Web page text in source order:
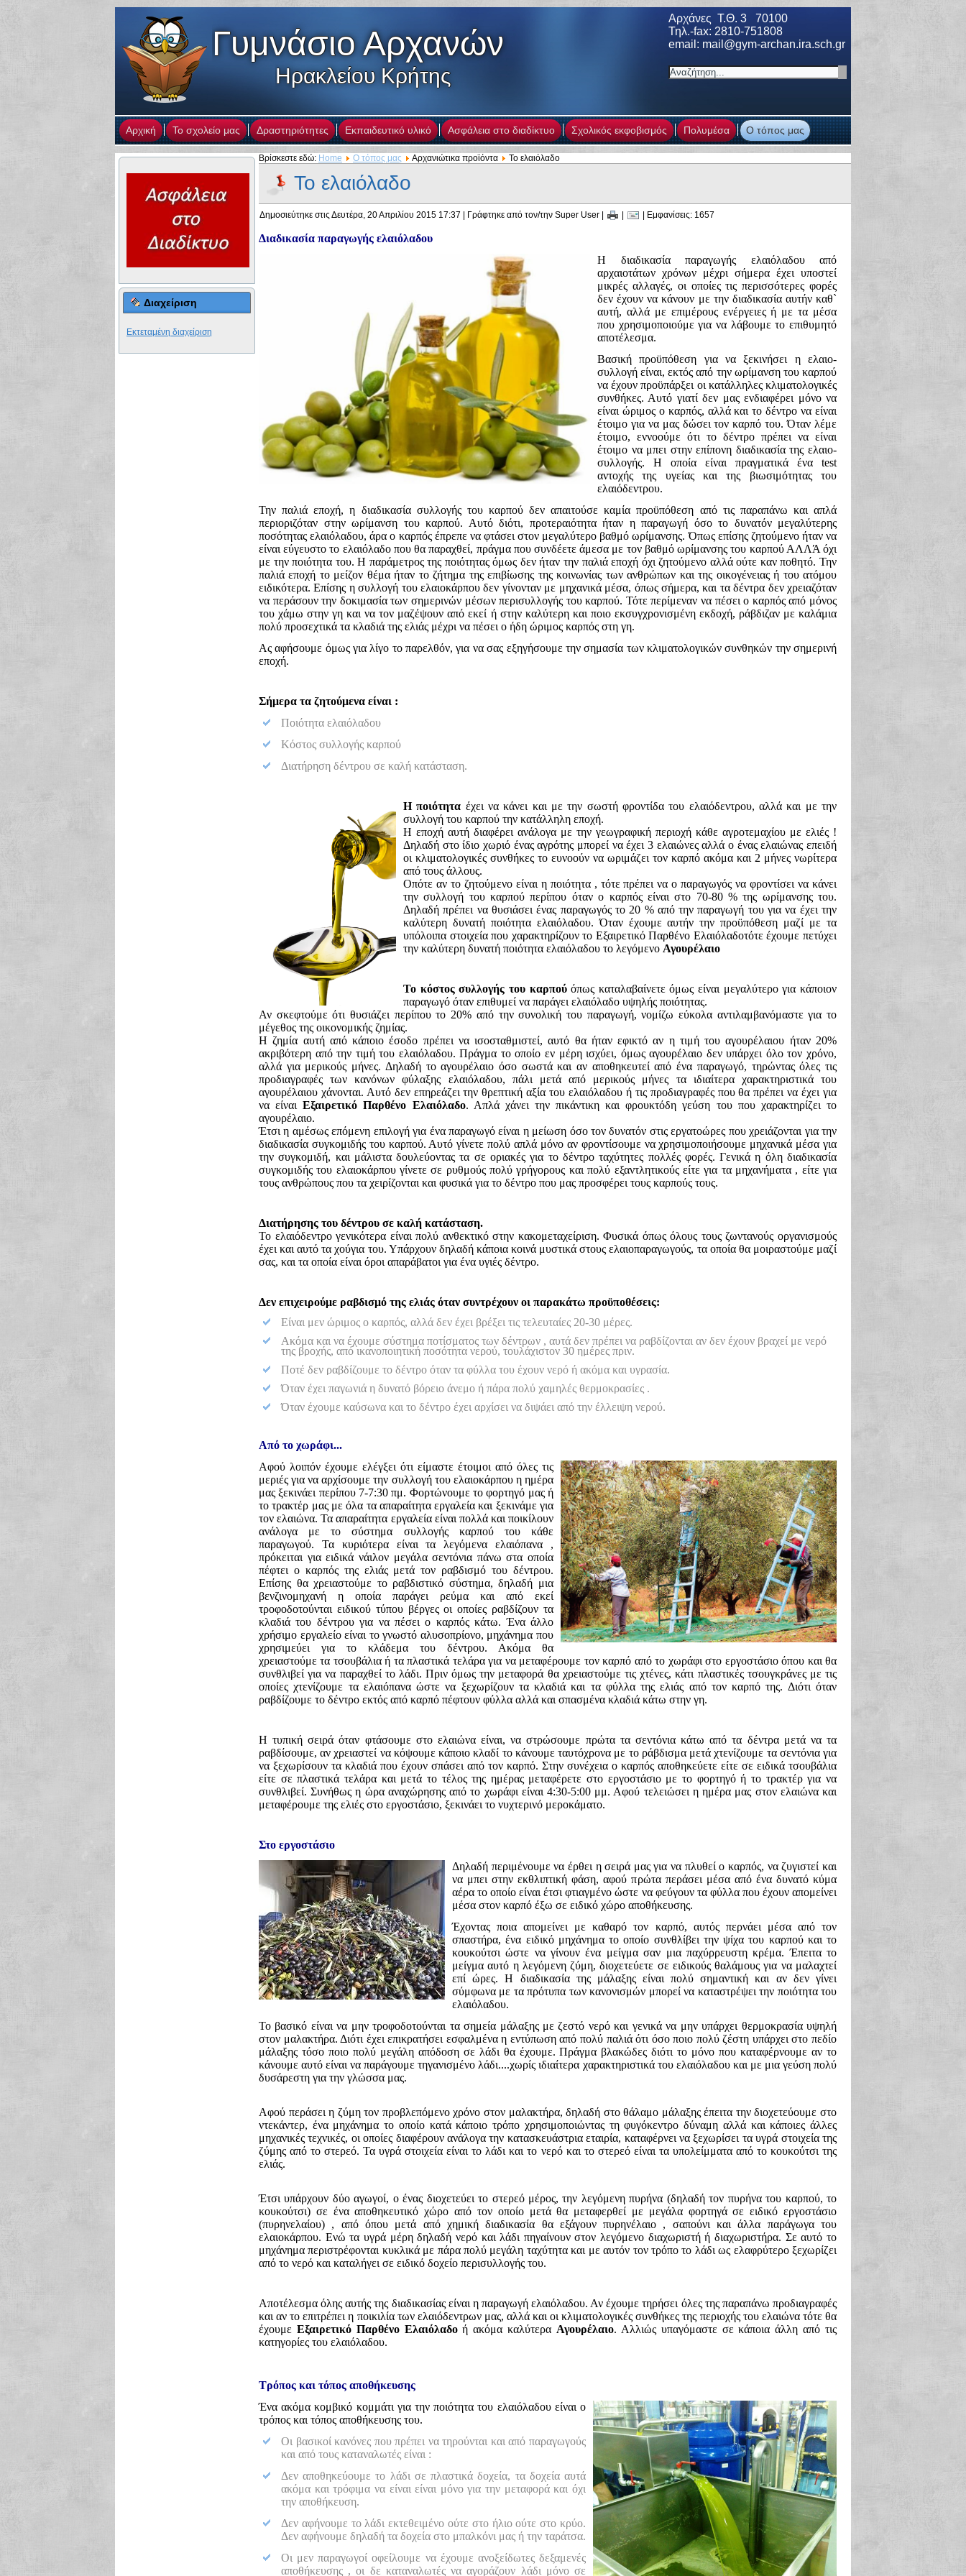
Γυμνάσιο Αρχανών
Αρχάνες Τ.Θ. 3 70100
Τηλ.-fax: 2810-751808
email: mail @gym-archan.ira.sch.gr
Ηρακλείου Κρήτης
Αρχική Το σχολείο μας Δραστηριότητες Εκπαιδευτικό υλικό Ασφάλεια στο διαδίκτυο Σχολικός εκφοβισμός Πολυμέσα Ο τόπος μας
Διαχείριση
Εκτεταμένη διαχείριση
Βρίσκεστε εδώ: Home Ο τόπος μας Αρχανιώτικα προϊόντα Το ελαιόλαδο
Το ελαιόλαδο
Δημοσιεύτηκε στις Δευτέρα, 20 Απριλίου 2015 17:37 | Γράφτηκε από τον/την Super User | | | Εμφανίσεις: 1657
Διαδικασία παραγωγής ελαιόλαδου
Η διαδικασία παραγωγής ελαιόλαδου από
αρχαιοτάτων χρόνων μέχρι σήμερα έχει υποστεί
μικρές αλλαγές, οι οποίες τις περισσότερες φορές
δεν έχουν να κάνουν με την διαδικασία αυτήν καθ`
αυτή, αλλά με επιμέρους ενέργειες ή με τα μέσα
που χρησιμοποιούμε για να λάβουμε το επιθυμητό
αποτέλεσμα.
Βασική προϋπόθεση για να ξεκινήσει η ελαιο-
συλλογή είναι, εκτός από την ωρίμανση του καρπού
να έχουν προϋπάρξει οι κατάλληλες κλιματολογικές
συνθήκες. Αυτό γιατί δεν μας ενδιαφέρει μόνο να
είναι ώριμος ο καρπός, αλλά και το δέντρο να είναι
έτοιμο για να μας δώσει τον καρπό του. Όταν λέμε
έτοιμο, εννοούμε ότι το δέντρο πρέπει να είναι
έτοιμο να μπει στην επίπονη διαδικασία της ελαιο-
συλλογής. Η οποία είναι πραγματικά ένα test
αντοχής της υγείας και της βιωσιμότητας του
ελαιόδεντρου.
Την παλιά εποχή, η διαδικασία συλλογής του καρπού δεν απαιτούσε καμία προϋπόθεση από τις παραπάνω και απλά
περιοριζόταν στην ωρίμανση του καρπού. Αυτό διότι, προτεραιότητα ήταν η παραγωγή όσο το δυνατόν μεγαλύτερης
ποσότητας ελαιόλαδου, άρα ο καρπός έπρεπε να φτάσει στον μεγαλύτερο βαθμό ωρίμανσης. Όπως επίσης ζητούμενο ήταν να
είναι εύγευστο το ελαιόλαδο που θα παραχθεί, πράγμα που συνδέετε άμεσα με τον βαθμό ωρίμανσης του καρπού ΑΛΛΆ όχι
με την ποιότητα του. Η παράμετρος της ποιότητας όμως δεν ήταν την παλιά εποχή όχι ζητούμενο αλλά ούτε καν ποθητό. Την
παλιά εποχή το μείζον θέμα ήταν το ζήτημα της επιβίωσης της κοινωνίας των ανθρώπων και της οικογένειας ή του ατόμου
ειδικότερα. Επίσης η συλλογή του ελαιοκάρπου δεν γίνονταν με μηχανικά μέσα, όπως σήμερα, και τα δέντρα δεν χρειαζόταν
να περάσουν την δοκιμασία των σημερινών μέσων περισυλλογής του καρπού. Τότε περίμεναν να πέσει ο καρπός από μόνος
του χάμω στην γη και να τον μαζέψουν από εκεί ή στην καλύτερη και ποιο εκσυγχρονισμένη εκδοχή, ράβδιζαν με καλάμια
πολύ προσεχτικά τα κλαδιά της ελιάς μέχρι να πέσει ο ήδη ώριμος καρπός στη γη.
Ας αφήσουμε όμως για λίγο το παρελθόν, για να σας εξηγήσουμε την σημασία των κλιματολογικών συνθηκών την σημερινή
εποχή.
Σήμερα τα ζητούμενα είναι :
Ποιότητα ελαιόλαδου
Κόστος συλλογής καρπού
Διατήρηση δέντρου σε καλή κατάσταση.
Η ποιότητα έχει να κάνει και με την σωστή φροντίδα του ελαιόδεντρου, αλλά και με την
συλλογή του καρπού την κατάλληλη εποχή.
Η εποχή αυτή διαφέρει ανάλογα με την γεωγραφική περιοχή κάθε αγροτεμαχίου με ελιές !
Δηλαδή στο ίδιο χωριό ένας αγρότης μπορεί να έχει 3 ελαιώνες αλλά ο ένας ελαιώνας επειδή
οι κλιματολογικές συνθήκες το ευνοούν να ωριμάζει τον καρπό ακόμα και 2 μήνες νωρίτερα
από τους άλλους.
Οπότε αν το ζητούμενο είναι η ποιότητα , τότε πρέπει να ο παραγωγός να φροντίσει να κάνει
την συλλογή του καρπού περίπου όταν ο καρπός είναι στο 70-80 % της ωρίμανσης του.
Δηλαδή πρέπει να θυσιάσει ένας παραγωγός το 20 % από την παραγωγή του για να έχει την
καλύτερη δυνατή ποιότητα ελαιόλαδου. Όταν έχουμε αυτήν την προϋπόθεση μαζί με τα
υπόλοιπα στοιχεία που χαρακτηρίζουν το Εξαιρετικό Παρθένο Ελαιόλαδοτότε έχουμε πετύχει
την καλύτερη δυνατή ποιότητα ελαιόλαδου το λεγόμενο Αγουρέλαιο
Το κόστος συλλογής του καρπούόπως καταλαβαίνετε όμως είναι μεγαλύτερο για κάποιον
παραγωγό όταν επιθυμεί να παράγει ελαιόλαδο υψηλής ποιότητας.
Αν σκεφτούμε ότι θυσιάζει περίπου το 20% από την συνολική του παραγωγή, νομίζω εύκολα αντιλαμβανόμαστε για το
μέγεθος της οικονομικής ζημίας.
Η ζημία αυτή από κάποιο έσοδο πρέπει να ισοσταθμιστεί, αυτό θα ήταν εφικτό αν η τιμή του αγουρέλαιου ήταν 20%
ακριβότερη από την τιμή του ελαιόλαδου. Πράγμα το οποίο εν μέρη ισχύει, όμως αγουρέλαιο δεν υπάρχει όλο τον χρόνο,
αλλά για μερικούς μήνες. Δηλαδή το αγουρέλαιο όσο σωστά και αν αποθηκευτεί από ένα παραγωγό, τηρώντας όλες τις
προδιαγραφές των κανόνων φύλαξης ελαιόλαδου, πάλι μετά από μερικούς μήνες τα ιδιαίτερα χαρακτηριστικά του
αγουρέλαιου χάνονται. Αυτό δεν επηρεάζει την θρεπτική αξία του ελαιόλαδου ή τις προδιαγραφές που θα πρέπει να έχει για
να είναιΕξαιρετικό Παρθένο Ελαιόλαδο. Απλά χάνει την πικάντικη και φρουκτόδη γεύση του που χαρακτηρίζει το
αγουρέλαιο.
Έτσι η αμέσως επόμενη επιλογή για ένα παραγωγό είναι η μείωση όσο τον δυνατόν στις εργατοώρες που χρειάζονται για την
διαδικασία συγκομιδής του καρπού. Αυτό γίνετε πολύ απλά μόνο αν φροντίσουμε να χρησιμοποιήσουμε μηχανικά μέσα για
την συγκομιδή, και μάλιστα δουλεύοντας τα σε οριακές για το δέντρο ταχύτητες πολλές φορές. Γενικά η όλη διαδικασία
συγκομιδής του ελαιοκάρπου γίνετε σε ρυθμούς πολύ γρήγορους και πολύ εξαντλητικούς είτε για τα μηχανήματα , είτε για
τους ανθρώπους που τα χειρίζονται και φυσικά για το δέντρο που μας προσφέρει τους καρπούς τους.
Διατήρησης του δέντρου σε καλή κατάσταση.
Το ελαιόδεντρο γενικότερα είναι πολύ ανθεκτικό στην κακομεταχείριση. Φυσικά όπως όλους τους ζωντανούς οργανισμούς
έχει και αυτό τα χούγια του. Υπάρχουν δηλαδή κάποια κοινά μυστικά στους ελαιοπαραγωγούς, τα οποία θα μοιραστούμε μαζί
σας, και τα οποία είναι όροι απαράβατοι για ένα υγιές δέντρο.
Δεν επιχειρούμε ραβδισμό της ελιάς όταν συντρέχουν οι παρακάτω προϋποθέσεις:
Είναι μεν ώριμος ο καρπός, αλλά δεν έχει βρέξει τις τελευταίες 20-30 μέρες.
Aκόμα και να έχουμε σύστημα ποτίσματος των δέντρων , αυτά δεν πρέπει να ραβδίζονται αν δεν έχουν βραχεί με νερό
της βροχής, από ικανοποιητική ποσότητα νερού, τουλάχιστον 30 ημέρες πριν.
Ποτέ δεν ραβδίζουμε το δέντρο όταν τα φύλλα του έχουν νερό ή ακόμα και υγρασία.
Όταν έχει παγωνιά η δυνατό βόρειο άνεμο ή πάρα πολύ χαμηλές θερμοκρασίες .
Όταν έχουμε καύσωνα και το δέντρο έχει αρχίσει να διψάει από την έλλειψη νερού.
Από το χωράφι...
Αφού λοιπόν έχουμε ελέγξει ότι είμαστε έτοιμοι από όλες τις
μεριές για να αρχίσουμε την συλλογή του ελαιοκάρπου η ημέρα
μας ξεκινάει περίπου 7-7:30 πμ. Φορτώνουμε το φορτηγό μας ή
το τρακτέρ μας με όλα τα απαραίτητα εργαλεία και ξεκινάμε για
τον ελαιώνα. Τα απαραίτητα εργαλεία είναι πολλά και ποικίλουν
ανάλογα με το σύστημα συλλογής καρπού του κάθε
παραγωγού. Τα κυριότερα είναι τα λεγόμενα ελαιόπανα ,
πρόκειται για ειδικά νάιλον μεγάλα σεντόνια πάνω στα οποία
πέφτει ο καρπός της ελιάς μετά τον ραβδισμό του δέντρου.
Επίσης θα χρειαστούμε το ραβδιστικό σύστημα, δηλαδή μια
βενζινομηχανή η οποία παράγει ρεύμα και από εκεί
τροφοδοτούνται ειδικού τύπου βέργες οι οποίες ραβδίζουν τα
κλαδιά του δέντρου για να πέσει ο καρπός κάτω. Ένα άλλο
χρήσιμο εργαλείο είναι το γνωστό αλυσοπρίονο, μηχάνημα που
χρησιμεύει για το κλάδεμα του δέντρου. Ακόμα θα
χρειαστούμε τα τσουβάλια ή τα πλαστικά τελάρα για να μεταφέρουμε τον καρπό από το χωράφι στο εργοστάσιο όπου και θα
συνθλιβεί για να παραχθεί το λάδι. Πριν όμως την μεταφορά θα χρειαστούμε τις χτένες, κάτι πλαστικές τσουγκράνες με τις
οποίες χτενίζουμε τα ελαιόπανα ώστε να ξεχωρίζουν τα κλαδιά και τα φύλλα της ελιάς από τον καρπό της. Διότι όταν
ραβδίζουμε το δέντρο εκτός από καρπό πέφτουν φύλλα αλλά και σπασμένα κλαδιά κάτω στην γη.
Η τυπική σειρά όταν φτάσουμε στο ελαιώνα είναι, να στρώσουμε πρώτα τα σεντόνια κάτω από τα δέντρα μετά να τα
ραβδίσουμε, αν χρειαστεί να κόψουμε κάποιο κλαδί το κάνουμε ταυτόχρονα με το ράβδισμα μετά χτενίζουμε τα σεντόνια για
να ξεχωρίσουν τα κλαδιά που έχουν σπάσει από τον καρπό. Στην συνέχεια ο καρπός αποθηκεύετε είτε σε ειδικά τσουβάλια
είτε σε πλαστικά τελάρα και μετά το τέλος της ημέρας μεταφέρετε στο εργοστάσιο με το φορτηγό ή το τρακτέρ για να
συνθλιβεί. Συνήθως η ώρα αναχώρησης από το χωράφι είναι 4:30-5:00 μμ. Αφού τελειώσει η ημέρα μας στον ελαιώνα και
μεταφέρουμε της ελιές στο εργοστάσιο, ξεκινάει το νυχτερινό μεροκάματο.
Στο εργοστάσιο
Δηλαδή περιμένουμε να έρθει η σειρά μας για να πλυθεί ο καρπός, να ζυγιστεί και
να μπει στην εκθλιπτική φάση, αφού πρώτα περάσει μέσα από ένα δυνατό κύμα
αέρα το οποίο είναι έτσι φτιαγμένο ώστε να φεύγουν τα φύλλα που έχουν απομείνει
μέσα στον καρπό έξω σε ειδικό χώρο αποθήκευσης.
Έχοντας ποια απομείνει με καθαρό τον καρπό, αυτός περνάει μέσα από τον
σπαστήρα, ένα ειδικό μηχάνημα το οποίο συνθλίβει την ψίχα του καρπού και το
κουκούτσι ώστε να γίνουν ένα μείγμα σαν μια παχύρρευστη κρέμα. Έπειτα το
μείγμα αυτό η λεγόμενη ζύμη, διοχετεύετε σε ειδικούς θαλάμους για να μαλαχτεί
επί ώρες. Η διαδικασία της μάλαξης είναι πολύ σημαντική και αν δεν γίνει
σύμφωνα με τα πρότυπα των κανονισμών μπορεί να καταστρέψει την ποιότητα του
ελαιόλαδου.
Το βασικό είναι να μην τροφοδοτούνται τα σημεία μάλαξης με ζεστό νερό και γενικά να μην υπάρχει θερμοκρασία υψηλή
στον μαλακτήρα. Διότι έχει επικρατήσει εσφαλμένα η εντύπωση από πολύ παλιά ότι όσο ποιο πολύ ζέστη υπάρχει στο πεδίο
μάλαξης τόσο ποιο πολύ μεγάλη απόδοση σε λάδι θα έχουμε. Πράγμα βλακώδες διότι το μόνο που καταφέρνουμε αν το
κάνουμε αυτό είναι να παράγουμε τηγανισμένο λάδι....χωρίς ιδιαίτερα χαρακτηριστικά του ελαιόλαδου και με μια γεύση πολύ
δυσάρεστη για την γλώσσα μας.
Αφού περάσει η ζύμη τον προβλεπόμενο χρόνο στον μαλακτήρα, δηλαδή στο θάλαμο μάλαξης έπειτα την διοχετεύουμε στο
ντεκάντερ, ένα μηχάνημα το οποίο κατά κάποιο τρόπο χρησιμοποιώντας τη φυγόκεντρο δύναμη αλλά και κάποιες άλλες
μηχανικές τεχνικές, οι οποίες διαφέρουν ανάλογα την κατασκευάστρια εταιρία, καταφέρνει να ξεχωρίσει τα υγρά στοιχεία της
ζύμης από το στερεό. Τα υγρά στοιχεία είναι το λάδι και το νερό και το στερεό είναι τα υπολείμματα από το κουκούτσι της
ελιάς.
Έτσι υπάρχουν δύο αγωγοί, ο ένας διοχετεύει το στερεό μέρος, την λεγόμενη πυρήνα (δηλαδή τον πυρήνα του καρπού, το
κουκούτσι) σε ένα αποθηκευτικό χώρο από τον οποίο μετά θα μεταφερθεί με μεγάλα φορτηγά σε ειδικό εργοστάσιο
(πυρηνελαίου) , από όπου μετά από χημική διαδικασία θα εξάγουν πυρηνέλαιο , σαπούνι και άλλα παράγωγα του
ελαιοκάρπου. Ενώ τα υγρά μέρη δηλαδή νερό και λάδι πηγαίνουν στον λεγόμενο διαχωριστή ή διαχωριστήρα. Σε αυτό το
μηχάνημα περιστρέφονται κυκλικά με πάρα πολύ μεγάλη ταχύτητα και με αυτόν τον τρόπο το λάδι ως ελαφρύτερο ξεχωρίζει
από το νερό και καταλήγει σε ειδικό δοχείο περισυλλογής του.
Αποτέλεσμα όλης αυτής της διαδικασίας είναι η παραγωγή ελαιόλαδου. Αν έχουμε τηρήσει όλες της παραπάνω προδιαγραφές
και αν το επιτρέπει η ποικιλία των ελαιόδεντρων μας, αλλά και οι κλιματολογικές συνθήκες της περιοχής του ελαιώνα τότε θα
έχουμε Εξαιρετικό Παρθένο Ελαιόλαδοή ακόμα καλύτερα Αγουρέλαιο. Αλλιώς υπαγόμαστε σε κάποια άλλη από τις
κατηγορίες του ελαιόλαδου.
Τρόπος και τόπος αποθήκευσης
Ένα ακόμα κομβικό κομμάτι για την ποιότητα του ελαιόλαδου είναι ο
τρόπος και τόπος αποθήκευσης του.
Οι βασικοί κανόνες που πρέπει να τηρούνται και από παραγωγούς
και από τους καταναλωτές είναι :
Δεν αποθηκεύουμε το λάδι σε πλαστικά δοχεία, τα δοχεία αυτά
ακόμα και τρόφιμα να είναι είναι μόνο για την μεταφορά και όχι
την αποθήκευση.
Δεν αφήνουμε το λάδι εκτεθειμένο ούτε στο ήλιο ούτε στο κρύο.
Δεν αφήνουμε δηλαδή τα δοχεία στο μπαλκόνι μας ή την ταράτσα.
Οι μεν παραγωγοί οφείλουμε να έχουμε ανοξείδωτες δεξαμενές
αποθήκευσης , οι δε καταναλωτές να αγοράζουν λάδι μόνο σε